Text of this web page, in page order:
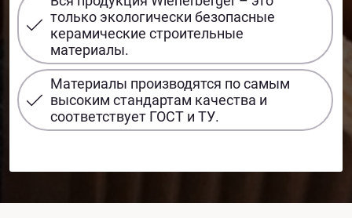
только экологически безопасные
керамические строительные
материалы.
Материалы производятся по самым
высоким стандартам качества и
соответствует ГОСТ и ТУ.